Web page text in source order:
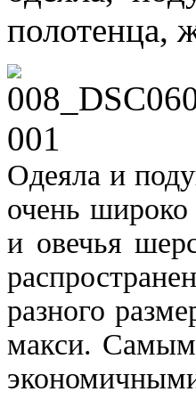
полотенца,
Одеяла и
очень широко
и овечья
разного
макси.